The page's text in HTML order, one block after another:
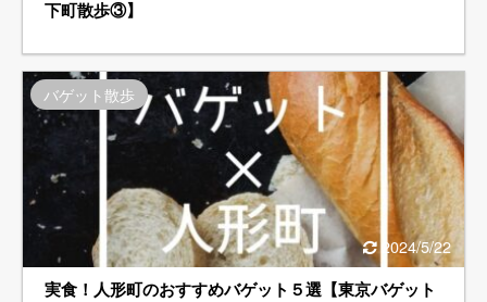
下町散歩③】
2024/5/22
バゲット散歩
実食！人形町のおすすめバゲット５選【東京バゲット